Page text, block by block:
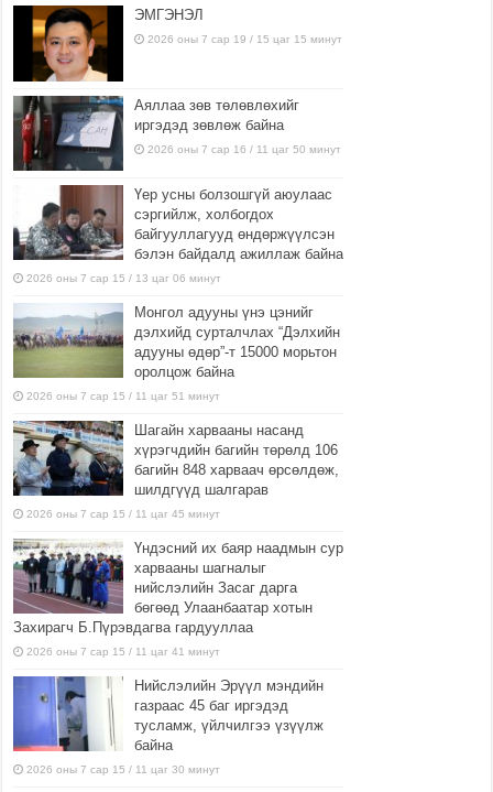
ЭМГЭНЭЛ
2026 оны 7 сар 19 / 15 цаг 15 минут
Аяллаа зөв төлөвлөхийг
иргэдэд зөвлөж байна
2026 оны 7 сар 16 / 11 цаг 50 минут
Үер усны болзошгүй аюулаас
сэргийлж, холбогдох
байгууллагууд өндөржүүлсэн
бэлэн байдалд ажиллаж байна
2026 оны 7 сар 15 / 13 цаг 06 минут
Монгол адууны үнэ цэнийг
дэлхийд сурталчлах “Дэлхийн
адууны өдөр”-т 15000 морьтон
оролцож байна
2026 оны 7 сар 15 / 11 цаг 51 минут
Шагайн харвааны насанд
хүрэгчдийн багийн төрөлд 106
багийн 848 харваач өрсөлдөж,
шилдгүүд шалгарав
2026 оны 7 сар 15 / 11 цаг 45 минут
Үндэсний их баяр наадмын сур
харвааны шагналыг
нийслэлийн Засаг дарга
бөгөөд Улаанбаатар хотын
Захирагч Б.Пүрэвдагва гардууллаа
2026 оны 7 сар 15 / 11 цаг 41 минут
Нийслэлийн Эрүүл мэндийн
газраас 45 баг иргэдэд
тусламж, үйлчилгээ үзүүлж
байна
2026 оны 7 сар 15 / 11 цаг 30 минут